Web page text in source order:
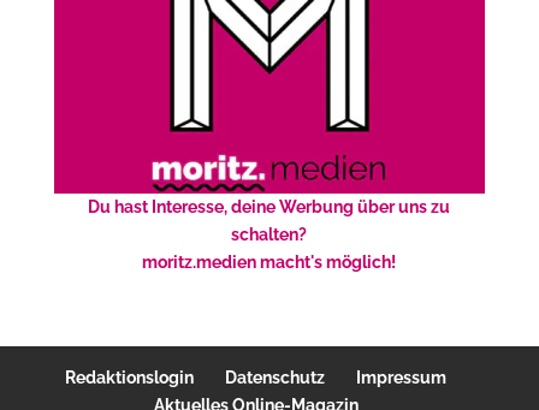
Du hast Interesse, deine Werbung über uns zu
schalten?
moritz.medien macht's möglich!
Redaktionslogin Datenschutz
Impressum
Aktuelles Online-Magazin